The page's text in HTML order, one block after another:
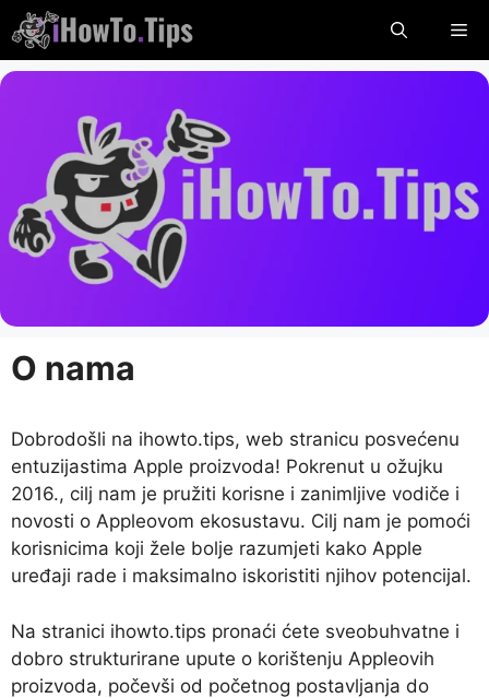
Preskočiti
na
sadržaj
O nama
Dobrodošli na ihowto.tips, web stranicu posvećenu
entuzijastima Apple proizvoda! Pokrenut u ožujku
2016., cilj nam je pružiti korisne i zanimljive vodiče i
novosti o Appleovom ekosustavu. Cilj nam je pomoći
korisnicima koji žele bolje razumjeti kako Apple
uređaji rade i maksimalno iskoristiti njihov potencijal.
Na stranici ihowto.tips pronaći ćete sveobuhvatne i
dobro strukturirane upute o korištenju Appleovih
proizvoda, počevši od početnog postavljanja do